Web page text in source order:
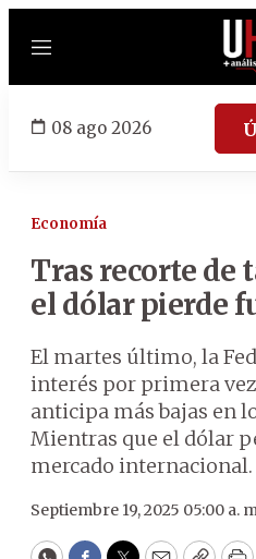
Menú
08 ago 2026
Economía
Tras recorte de
el dólar pierde
El martes último, la
interés por primera
anticipa más bajas en
Mientras que el dólar
mercado internacional.
Septiembre 19, 2025 05:00 a.